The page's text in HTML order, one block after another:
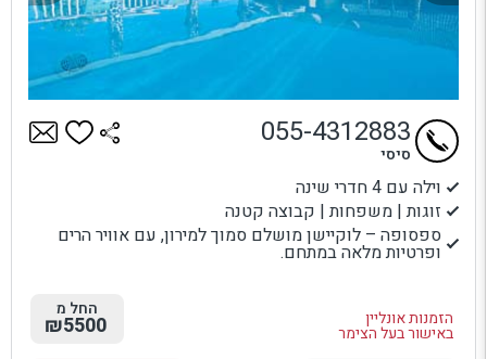
וילה עם 4 חדרי שינה
זוגות | משפחות | קבוצה קטנה
ספסופה – לוקיישן מושלם סמוך למירון, עם אוויר הרים
ופרטיות מלאה במתחם.
הזמנות אונליין
באישור בעל הצימר
055-4312883
סיסי
החל מ
₪5500